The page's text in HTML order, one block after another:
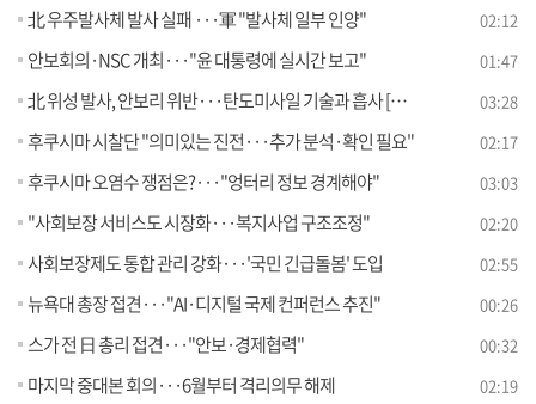
北 우주발사체 발사 실패 ···軍 "발사체 일부 인양" 02:12
안보회의·NSC 개최···"윤 대통령에 실시간 보고" 01:47
北 위성 발사, 안보리 위반···탄도미사일 기술과 흡사 [뉴스의 맥] 03:28
후쿠시마 시찰단 "의미있는 진전···추가 분석·확인 필요" 02:17
후쿠시마 오염수 쟁점은?···"엉터리 정보 경계해야" 03:03
"사회보장 서비스도 시장화···복지사업 구조조정" 02:20
사회보장제도 통합 관리 강화···'국민 긴급돌봄' 도입 02:55
뉴욕대 총장 접견···"AI·디지털 국제 컨퍼런스 추진" 00:26
스가 전 日 총리 접견···"안보·경제협력" 00:32
마지막 중대본 회의···6월부터 격리의무 해제 02:19